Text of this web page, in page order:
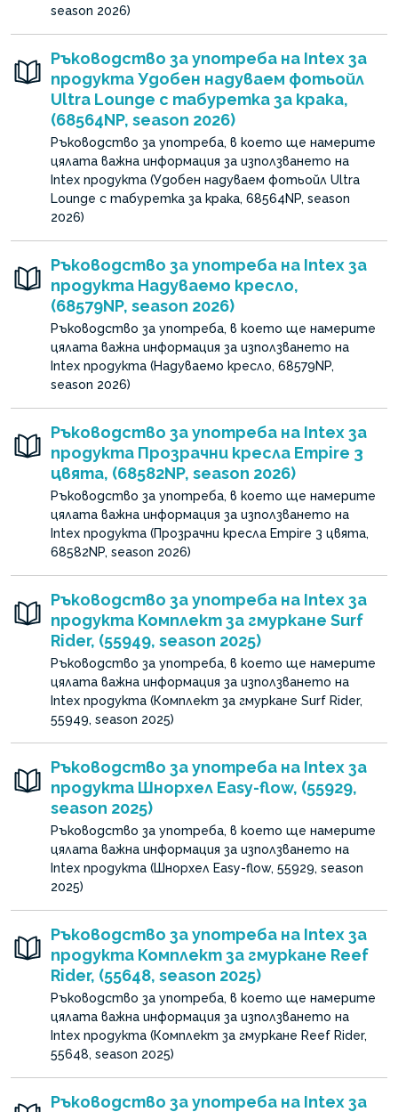
season 2026)
Ръководство за употреба на Intex за
продукта Удобен надуваем фотьойл
Ultra Lounge с табуретка за крака,
(68564NP, season 2026)
Ръководство за употреба, в което ще намерите
цялата важна информация за използването на
Intex продукта (Удобен надуваем фотьойл Ultra
Lounge с табуретка за крака, 68564NP, season
2026)
Ръководство за употреба на Intex за
продукта Надуваемо кресло,
(68579NP, season 2026)
Ръководство за употреба, в което ще намерите
цялата важна информация за използването на
Intex продукта (Надуваемо кресло, 68579NP,
season 2026)
Ръководство за употреба на Intex за
продукта Прозрачни кресла Empire 3
цвята, (68582NP, season 2026)
Ръководство за употреба, в което ще намерите
цялата важна информация за използването на
Intex продукта (Прозрачни кресла Empire 3 цвята,
68582NP, season 2026)
Ръководство за употреба на Intex за
продукта Комплект за гмуркане Surf
Rider, (55949, season 2025)
Ръководство за употреба, в което ще намерите
цялата важна информация за използването на
Intex продукта (Комплект за гмуркане Surf Rider,
55949, season 2025)
Ръководство за употреба на Intex за
продукта Шнорхел Easy-flow, (55929,
season 2025)
Ръководство за употреба, в което ще намерите
цялата важна информация за използването на
Intex продукта (Шнорхел Easy-flow, 55929, season
2025)
Ръководство за употреба на Intex за
продукта Комплект за гмуркане Reef
Rider, (55648, season 2025)
Ръководство за употреба, в което ще намерите
цялата важна информация за използването на
Intex продукта (Комплект за гмуркане Reef Rider,
55648, season 2025)
Ръководство за употреба на Intex за